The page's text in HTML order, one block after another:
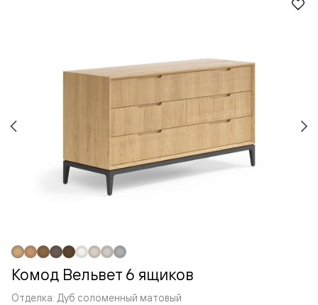
Комод Вельвет 6 ящиков
Отделка: Дуб соломенный матовый